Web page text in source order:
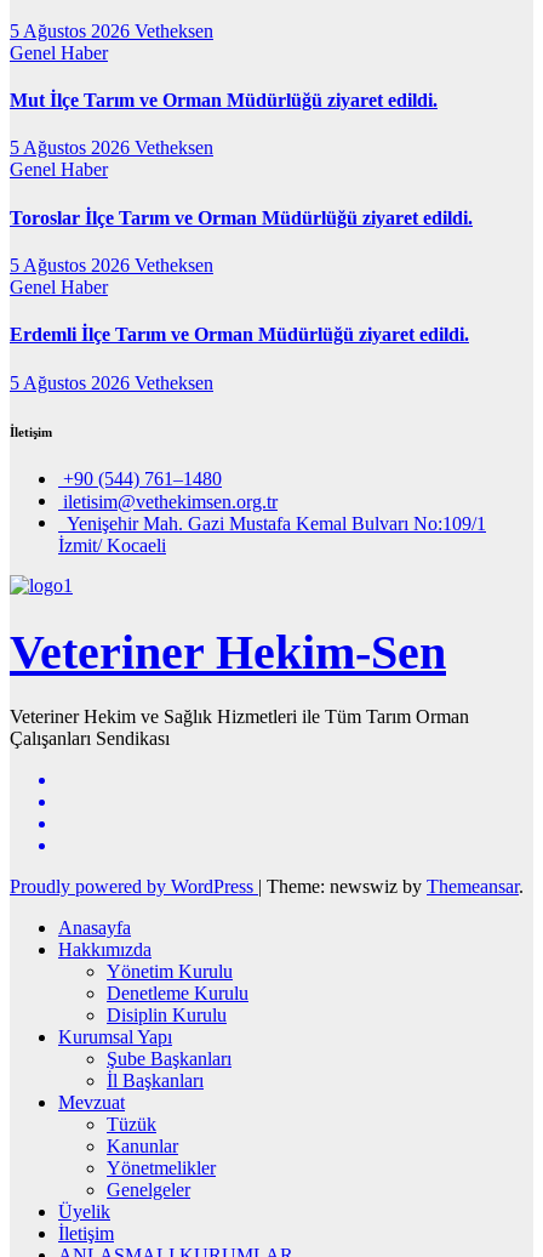
5 Ağustos 2026 Vetheksen
Genel Haber
Mut İlçe Tarım ve Orman Müdürlüğü ziyaret edildi.
5 Ağustos 2026 Vetheksen
Genel Haber
Toroslar İlçe Tarım ve Orman Müdürlüğü ziyaret edildi.
5 Ağustos 2026 Vetheksen
Genel Haber
Erdemli İlçe Tarım ve Orman Müdürlüğü ziyaret edildi.
5 Ağustos 2026 Vetheksen
İletişim
+90 (544) 761–1480
iletisim@vethekimsen.org.tr
Yenişehir Mah. Gazi Mustafa Kemal Bulvarı No:109/1
İzmit/ Kocaeli
Veteriner Hekim-Sen
Veteriner Hekim ve Sağlık Hizmetleri ile Tüm Tarım Orman
Çalışanları Sendikası
Proudly powered by WordPress | Theme: newswiz by Themeansar.
Anasayfa
Hakkımızda
Yönetim Kurulu
Denetleme Kurulu
Disiplin Kurulu
Kurumsal Yapı
Şube Başkanları
İl Başkanları
Mevzuat
Tüzük
Kanunlar
Yönetmelikler
Genelgeler
Üyelik
İletişim